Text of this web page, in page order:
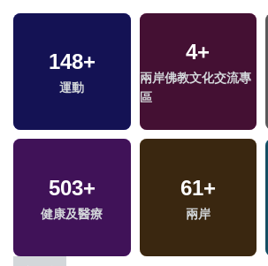
148+
運動
4+
兩岸佛教文化交流專
區
503+
健康及醫療
61+
兩岸